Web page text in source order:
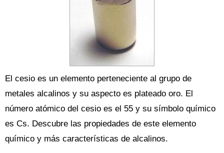
El cesio es un elemento perteneciente al grupo de
metales alcalinos y su aspecto es plateado oro. El
número atómico del cesio es el 55 y su símbolo químico
es Cs. Descubre las propiedades de este elemento
químico y más características de alcalinos.